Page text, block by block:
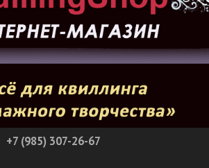
+7 (985) 307-26-67